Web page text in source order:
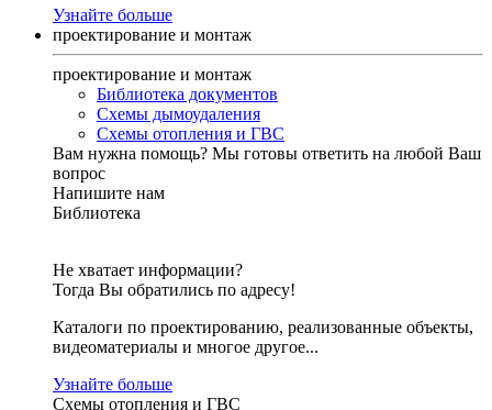
Узнайте больше
проектирование и монтаж
проектирование и монтаж
Библиотека документов
Схемы дымоудаления
Схемы отопления и ГВС
Вам нужна помощь? Мы готовы ответить на любой Ваш
вопрос
Напишите нам
Библиотека
Не хватает информации?
Тогда Вы обратились по адресу!
Каталоги по проектированию, реализованные объекты,
видеоматериалы и многое другое...
Узнайте больше
Схемы отопления и ГВС